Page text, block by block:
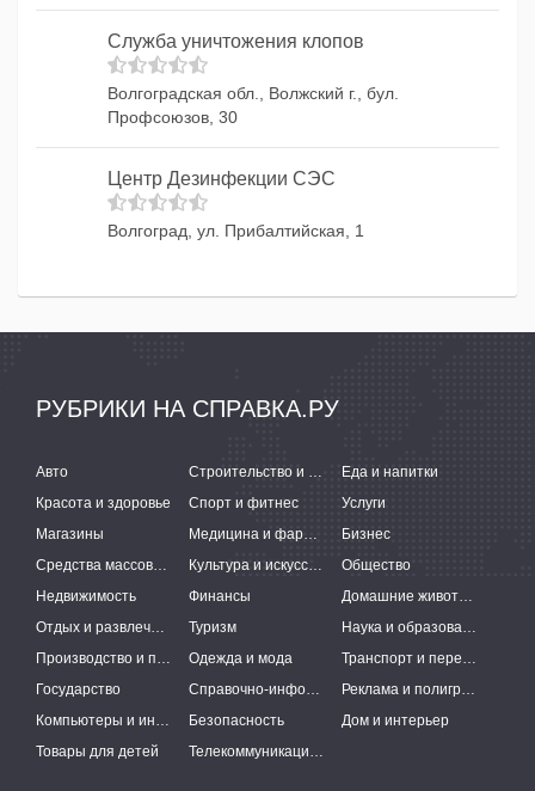
Служба уничтожения клопов
Волгоградская обл., Волжский г., бул.
Профсоюзов, 30
Центр Дезинфекции СЭС
Волгоград, ул. Прибалтийская, 1
РУБРИКИ НА СПРАВКА.РУ
Авто Строительство и ремонт
Еда и напитки
Красота и здоровье
Спорт и фитнес
Услуги
Магазины
Медицина и фармацевтика
Бизнес
Средства массовой информации
Культура и искусство
Общество
Недвижимость
Финансы
Домашние животные
Отдых и развлечения
Туризм
Наука и образование
Производство и поставки
Одежда и мода
Транспорт и перевозки
Государство
Справочно-информационные системы
Реклама и полиграфия
Компьютеры и интернет
Безопасность
Дом и интерьер
Товары для детей
Телекоммуникации и связь